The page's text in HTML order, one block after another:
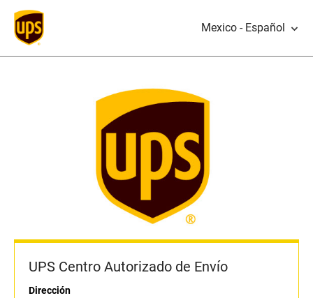
Mexico - Español
UPS Centro Autorizado de Envío
Dirección